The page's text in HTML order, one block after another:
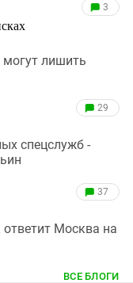
3
лишить
29
спецслужб -
37
ответит Москва на
ВСЕ БЛОГИ